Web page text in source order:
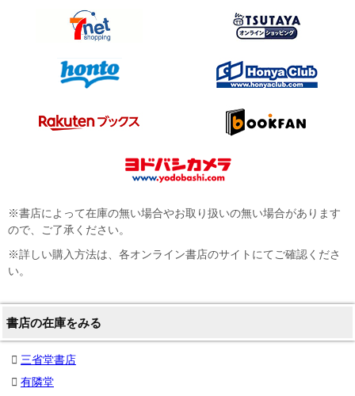
※書店によって在庫の無い場合やお取り扱いの無い場合があります
ので、ご了承ください。
※詳しい購入方法は、各オンライン書店のサイトにてご確認くださ
い。
書店の在庫をみる
三省堂書店
有隣堂